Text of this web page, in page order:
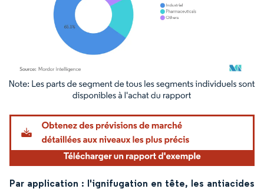
Image © Mordor Intelligence. La réutilisation nécessite une attribution sous CC BY
Par application : l'ignifugation en tête, les antiacides